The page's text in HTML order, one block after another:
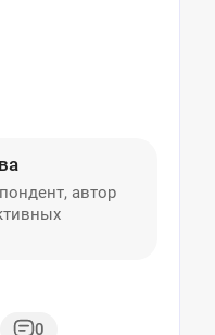
автор
0